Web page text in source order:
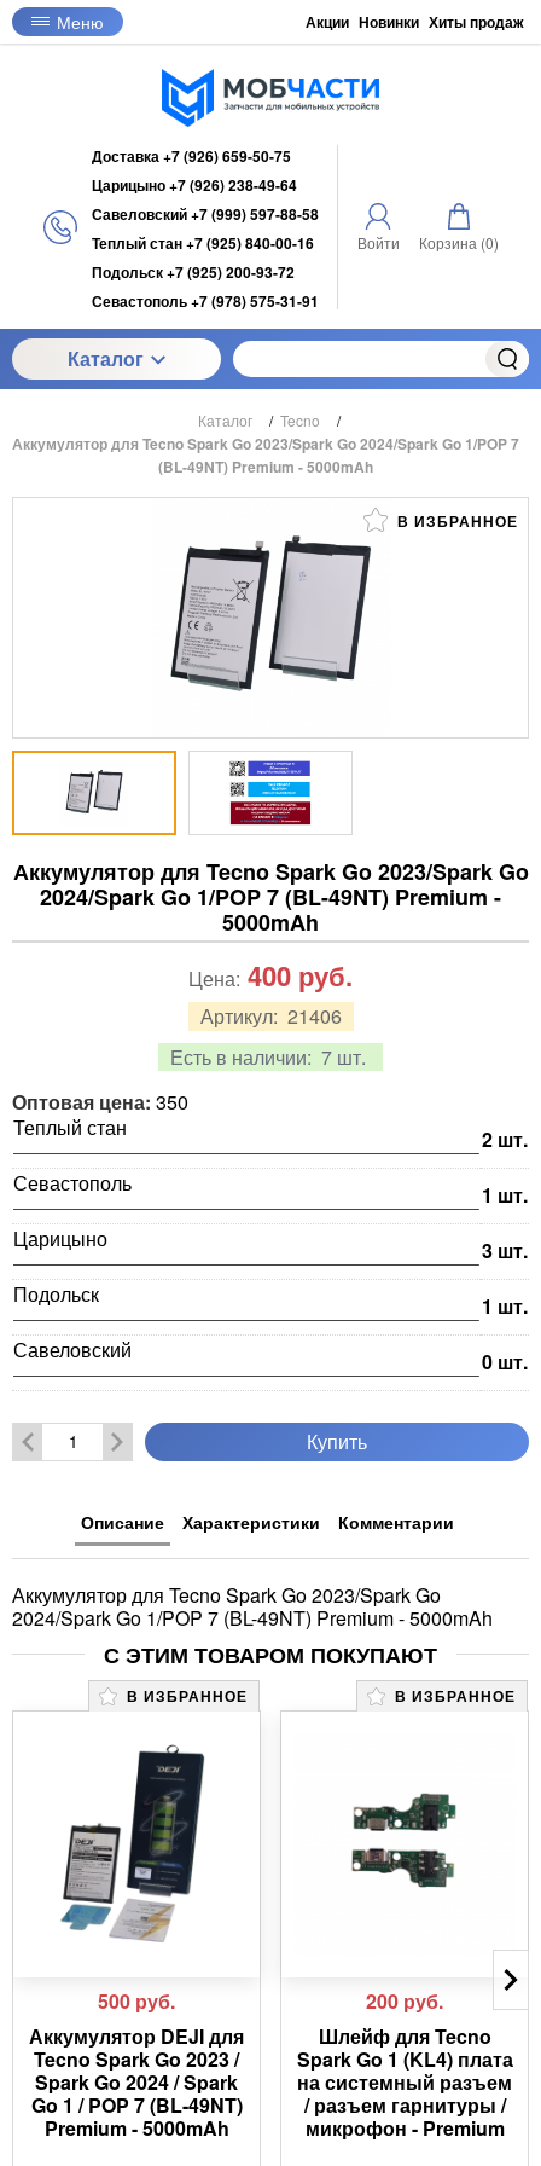
Меню Акции Новинки Хиты продаж
Доставка +7 (926) 659-50-75
Царицыно +7 (926) 238-49-64
Савеловский +7 (999) 597-88-58
Теплый стан +7 (925) 840-00-16
Подольск +7 (925) 200-93-72
Севастополь +7 (978) 575-31-91
Войти Корзина (0)
Каталог
Каталог / Tecno /
Аккумулятор для Tecno Spark Go 2023/Spark Go 2024/Spark Go 1/POP 7
(BL-49NT) Premium - 5000mAh
В ИЗБРАННОЕ
Аккумулятор для Tecno Spark Go 2023/Spark Go
2024/Spark Go 1/POP 7 (BL-49NT) Premium -
5000mAh
Артикул: 21406
Есть в наличии: 7 шт.
Цена: 400 руб.
Оптовая цена: 350
Теплый стан
2 шт.
Севастополь
1 шт.
Царицыно
3 шт.
Подольск
1 шт.
Савеловский
0 шт.
Купить
Описание Характеристики Комментарии
Аккумулятор для Tecno Spark Go 2023/Spark Go
2024/Spark Go 1/POP 7 (BL-49NT) Premium - 5000mAh
С ЭТИМ ТОВАРОМ ПОКУПАЮТ
В ИЗБРАННОЕ
500 руб.
Аккумулятор DEJI для
Tecno Spark Go 2023 /
Spark Go 2024 / Spark
Go 1 / POP 7 (BL-49NT)
Premium - 5000mAh
В ИЗБРАННОЕ
200 руб.
Шлейф для Tecno
Spark Go 1 (KL4) плата
на системный разъем
/ разъем гарнитуры /
микрофон - Premium